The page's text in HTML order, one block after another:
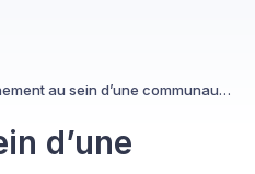
Comment créer un événement au sein d’une communauté ?
d’une